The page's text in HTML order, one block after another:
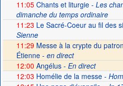
11:05Chants et liturgie- Les
dimanche du temps ordinaire
11:23 Le Sacré-Coeur au fil des
Sienne
11:29 Messe à la crypte du
Étienne - en direct
12:00 Angélus - En direct
12:03 Homélie de la messe-